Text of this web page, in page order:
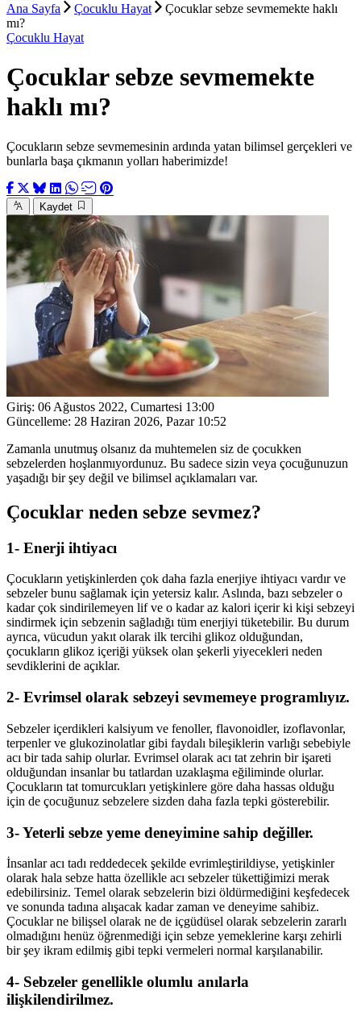
Ana Sayfa Çocuklu Hayat
Çocuklar sebze sevmemekte haklı
mı?
Çocuklu Hayat
Çocuklar sebze sevmemekte
haklı mı?
Çocukların sebze sevmemesinin ardında yatan bilimsel gerçekleri ve
bunlarla başa çıkmanın yolları haberimizde!
Kaydet
Giriş: 06 Ağustos 2022, Cumartesi 13:00
Güncelleme: 28 Haziran 2026, Pazar 10:52
Zamanla unutmuş olsanız da muhtemelen siz de çocukken
sebzelerden hoşlanmıyordunuz. Bu sadece sizin veya çocuğunuzun
yaşadığı bir şey değil ve bilimsel açıklamaları var.
Çocuklar neden sebze sevmez?
1- Enerji ihtiyacı
Çocukların yetişkinlerden çok daha fazla enerjiye ihtiyacı vardır ve
sebzeler bunu sağlamak için yetersiz kalır. Aslında, bazı sebzeler o
kadar çok sindirilemeyen lif ve o kadar az kalori içerir ki kişi sebzeyi
sindirmek için sebzenin sağladığı tüm enerjiyi tüketebilir. Bu durum
ayrıca, vücudun yakıt olarak ilk tercihi glikoz olduğundan,
çocukların glikoz içeriği yüksek olan şekerli yiyecekleri neden
sevdiklerini de açıklar.
2- Evrimsel olarak sebzeyi sevmemeye programlıyız.
Sebzeler içerdikleri kalsiyum ve fenoller, flavonoidler, izoflavonlar,
terpenler ve glukozinolatlar gibi faydalı bileşiklerin varlığı sebebiyle
acı bir tada sahip olurlar. Evrimsel olarak acı tat zehrin bir işareti
olduğundan insanlar bu tatlardan uzaklaşma eğiliminde olurlar.
Çocukların tat tomurcukları yetişkinlere göre daha hassas olduğu
için de çocuğunuz sebzelere sizden daha fazla tepki gösterebilir.
3- Yeterli sebze yeme deneyimine sahip değiller.
İnsanlar acı tadı reddedecek şekilde evrimleştirildiyse, yetişkinler
olarak hala sebze hatta özellikle acı sebzeler tükettiğimizi merak
edebilirsiniz. Temel olarak sebzelerin bizi öldürmediğini keşfedecek
ve sonunda tadına alışacak kadar zaman ve deneyime sahibiz.
Çocuklar ne bilişsel olarak ne de içgüdüsel olarak sebzelerin zararlı
olmadığını henüz öğrenmediği için sebze yemeklerine karşı zehirli
bir şey ikram edilmiş gibi tepki vermeleri normal karşılanabilir.
4- Sebzeler genellikle olumlu anılarla
ilişkilendirilmez.